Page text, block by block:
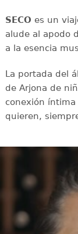
SECO es un
alude al apodo
a la esencia
La portada del
de Arjona de
conexión
quieren,